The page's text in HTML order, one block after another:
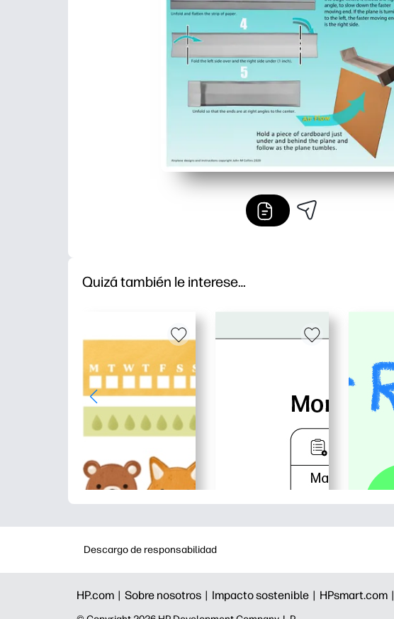
Quizá también le interese…
Descargo de responsabilidad
HP.com | Sobre nosotros | Impacto sostenible | HPsmart.com |